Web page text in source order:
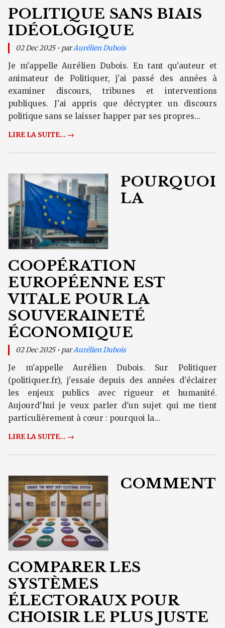
POLITIQUE SANS BIAIS
IDÉOLOGIQUE
02 Dec 2025 • parAurélien Dubois
Je m'appelle Aurélien Dubois. En tant qu'auteur et
animateur de Politiquer, j'ai passé des années à
examiner discours, tribunes et interventions
publiques. J'ai appris que décrypter un discours
politique sans se laisser happer par ses propres...
LIRE LA SUITE... →
POURQUOI
LA
COOPÉRATION
EUROPÉENNE EST
VITALE POUR LA
SOUVERAINETÉ
ÉCONOMIQUE
02 Dec 2025 • parAurélien Dubois
Je m'appelle Aurélien Dubois. Sur Politiquer
(politiquer.fr), j'essaie depuis des années d'éclairer
les enjeux publics avec rigueur et humanité.
Aujourd'hui je veux parler d'un sujet qui me tient
particulièrement à cœur : pourquoi la...
LIRE LA SUITE... →
COMMENT
COMPARER LES
SYSTÈMES
ÉLECTORAUX POUR
CHOISIR LE PLUS JUSTE